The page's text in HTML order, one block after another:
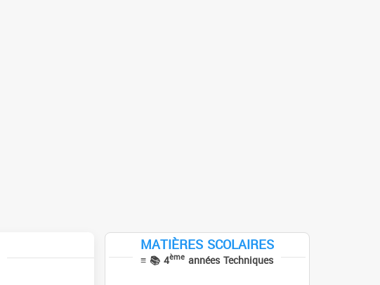
MATIÈRES SCOLAIRES
≡ 📚 4ème années Techniques
Cours
Vidéos
Cours